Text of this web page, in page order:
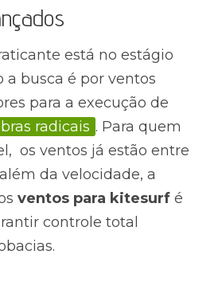
está no estágio
a busca é por ventos
para a execução de
radicais . Para quem
os ventos já estão entre
da velocidade, a
ventos para kitesurf é
controle total